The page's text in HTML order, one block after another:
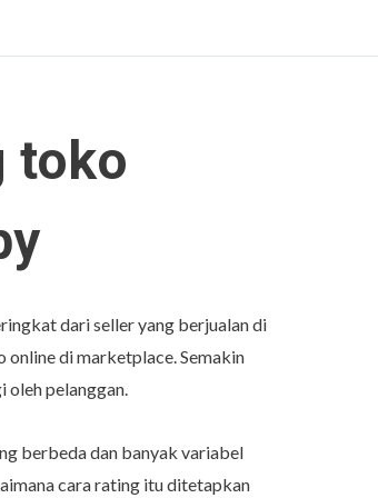
toko
dari seller yang berjualan di
di marketplace. Semakin
oleh pelanggan.
berbeda dan banyak variabel
cara rating itu ditetapkan